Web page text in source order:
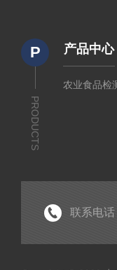
P
PRODUCTS
产品中心
农业食品检
联系电